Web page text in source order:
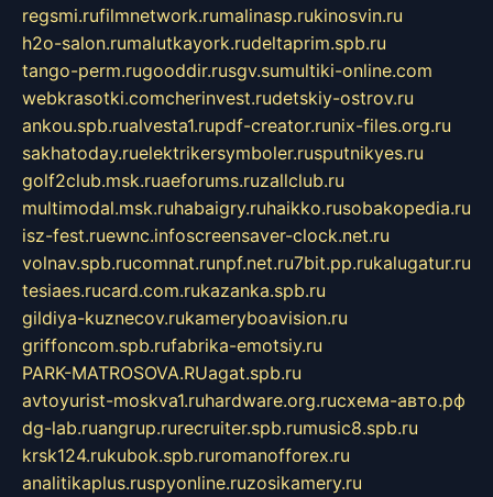
regsmi.rufilmnetwork.rumalinasp.rukinosvin.ru
h2o-salon.rumalutkayork.rudeltaprim.spb.ru
tango-perm.rugooddir.rusgv.sumultiki-online.com
webkrasotki.comcherinvest.rudetskiy-ostrov.ru
ankou.spb.rualvesta1.rupdf-creator.runix-files.org.ru
sakhatoday.ruelektrikersymboler.rusputnikyes.ru
golf2club.msk.ruaeforums.ruzallclub.ru
multimodal.msk.ruhabaigry.ruhaikko.rusobakopedia.ru
isz-fest.ruewnc.infoscreensaver-clock.net.ru
volnav.spb.rucomnat.runpf.net.ru7bit.pp.rukalugatur.ru
tesiaes.rucard.com.rukazanka.spb.ru
gildiya-kuznecov.rukameryboavision.ru
griffoncom.spb.rufabrika-emotsiy.ru
PARK-MATROSOVA.RUagat.spb.ru
avtoyurist-moskva1.ruhardware.org.ruсхема-авто.рф
dg-lab.ruangrup.rurecruiter.spb.rumusic8.spb.ru
krsk124.rukubok.spb.ruromanofforex.ru
analitikaplus.ruspyonline.ruzosikamery.ru